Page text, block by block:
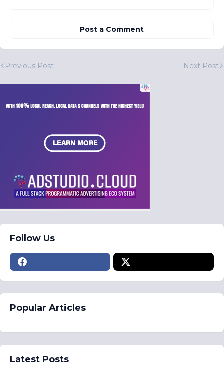
Post a Comment
Previous Post Next Post
Follow Us
Popular Articles
Latest Posts